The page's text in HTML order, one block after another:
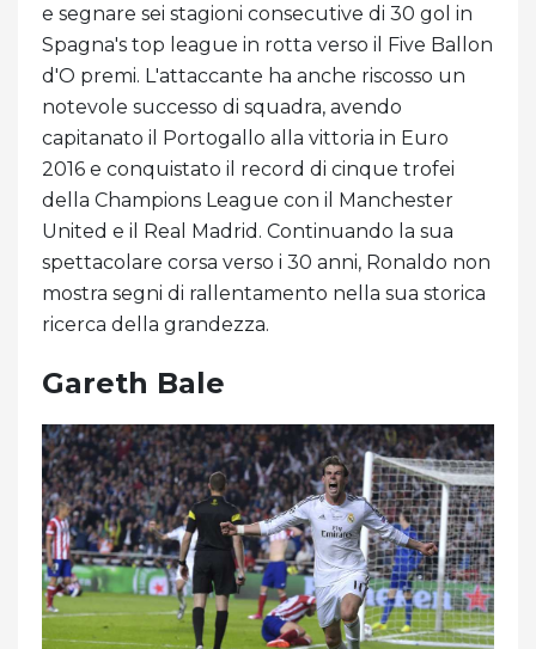
e segnare sei stagioni consecutive di 30 gol in
Spagna's top league in rotta verso il Five Ballon
d'O premi. L'attaccante ha anche riscosso un
notevole successo di squadra, avendo
capitanato il Portogallo alla vittoria in Euro
2016 e conquistato il record di cinque trofei
della Champions League con il Manchester
United e il Real Madrid. Continuando la sua
spettacolare corsa verso i 30 anni, Ronaldo non
mostra segni di rallentamento nella sua storica
ricerca della grandezza.
Gareth Bale